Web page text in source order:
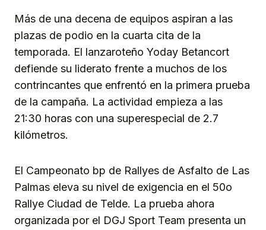
Más de una decena de equipos aspiran a las
plazas de podio en la cuarta cita de la
temporada. El lanzaroteño Yoday Betancort
defiende su liderato frente a muchos de los
contrincantes que enfrentó en la primera prueba
de la campaña. La actividad empieza a las
21:30 horas con una superespecial de 2.7
kilómetros.
El Campeonato bp de Rallyes de Asfalto de Las
Palmas eleva su nivel de exigencia en el 50o
Rallye Ciudad de Telde. La prueba ahora
organizada por el DGJ Sport Team presenta un